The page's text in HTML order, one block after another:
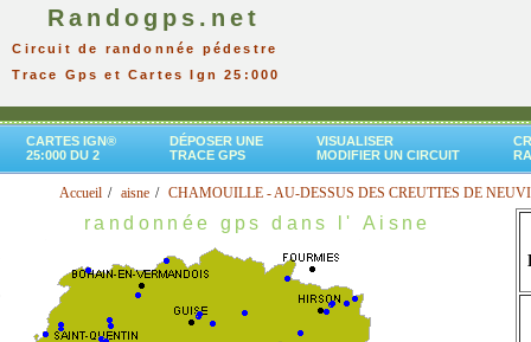
Randogps.net
Circuit de randonnée pédestre
Trace Gps et Cartes Ign 25:000
CARTES IGN®
25:000 DU 2
DÉPOSER UNE
TRACE GPS
VISUALISER
MODIFIER UN CIRCUIT
Accueil aisne CHAMOUILLE - AU-DESSUS DES CREUTTES DE
randonnée gps dans l' Aisne